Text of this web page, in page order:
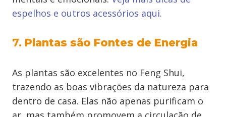
espelhos e outros acessórios aqui.
7. Plantas são Fontes de Energia
As plantas são excelentes no Feng Shui,
trazendo as boas vibrações da natureza para
dentro de casa. Elas não apenas purificam o